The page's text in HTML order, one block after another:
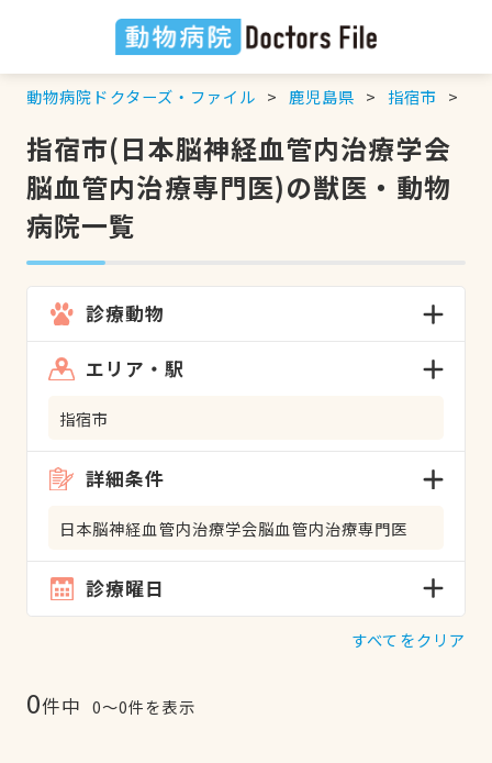
動物病院ドクターズ・ファイル 鹿児島県 指宿市
指宿市(日本脳神経血管内治療学会
脳血管内治療専門医)の獣医・動物
病院一覧
診療動物
エリア・駅
指宿市
詳細条件
日本脳神経血管内治療学会脳血管内治療専門医
診療曜日
すべてをクリア
0件中 0〜0件を表示